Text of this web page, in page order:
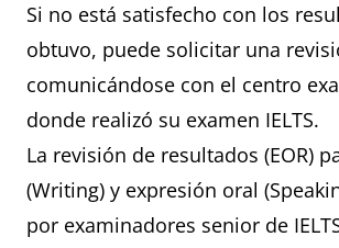
Si no está satisfecho con los
obtuvo, puede solicitar una
comunicándose con el centro
donde realizó su examen IELTS.
La revisión de resultados (EOR)
(Writing) y expresión oral
por examinadores senior de